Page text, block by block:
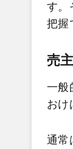
す。
把握
売
一般
おけ
通常